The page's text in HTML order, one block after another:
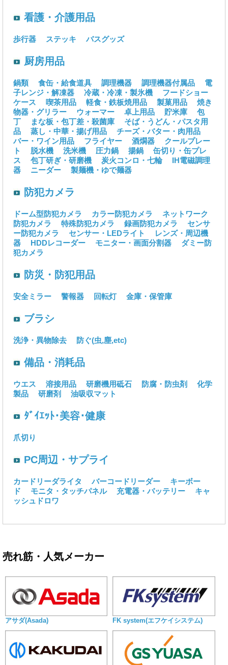
看護・介護用品
歩行器 ステッキ バスグッズ
厨房用品
鍋類 食缶・給食道具 調理機器 調理機器付属品
電
子レンジ・解凍器
冷蔵・冷凍・製氷機
フードショー
ケース
喫茶用品 軽食・鉄板焼用品 製菓用品
焼き
物器・グリラー
ウォーマー 卓上用品 貯米庫
包
丁
まな板・包丁差・殺菌庫
そば・うどん・パスタ用
品
蒸し・中華・揚げ用品
チーズ・バター・肉用品
バー・ワイン用品
フライヤー 酒燗器
クールプレー
ト
脱水機 洗米機 圧力鍋 揚鍋
缶切り・缶プレ
ス
包丁研ぎ・研磨機 炭火コンロ・七輪
IH電磁調理
器
ニーダー 製麺機・ゆで麺器
防犯カメラ
ドーム型防犯カメラ カラー防犯カメラ
ネットワーク
防犯カメラ
特殊防犯カメラ 録画防犯カメラ
センサ
ー防犯カメラ
センサー・LEDライト
レンズ・周辺機
器
HDDレコーダー モニター・画面分割器
ダミー防
犯カメラ
防災・防犯用品
安全ミラー 警報器 回転灯 金庫・保管庫
ブラシ
洗浄・異物除去 防ぐ(虫,塵,etc)
備品・消耗品
ウエス 溶接用品 研磨機用砥石 防腐・防虫剤
化学
製品
研磨剤 油吸収マット
ﾀﾞｲｴｯﾄ･美容･健康
爪切り
PC周辺・サプライ
カードリーダライタ バーコードリーダー
キーボー
ド
モニタ・タッチパネル 充電器・バッテリー
キャ
ッシュドロワ
売れ筋・人気メーカー
アサダ(Asada) FK system(エフケイシステム)